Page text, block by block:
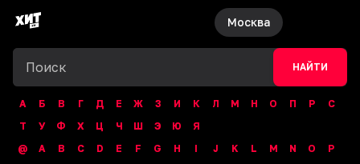
Москва
НАЙТИ
А Б В Г Д Е Ж З И К Л М Н О П Р
С
Т
У Ф Х Ц Ч Ш Э Ю
Я
@
A B C D E F G H I J K L M N O
P